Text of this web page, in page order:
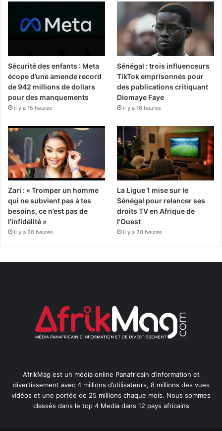
Sécurité des enfants : Meta
écope d’une amende record
de 942 millions de dollars
pour des manquements
il y a 15 heures
Sénégal : trois influenceurs
TikTok emprisonnés pour
des publications critiquant
Diomaye Faye
il y a 16 heures
Zari : « Tromper un homme
qui ne subvient pas à tes
besoins, ce n’est pas de
l’infidélité »
il y a 20 heures
La Ligue 1 mise sur le
Sénégal pour relancer ses
droits TV en Afrique de
l’Ouest
il y a 20 heures
AfrikMag est un média online Panafricain d’information et
divertissement avec 4 millions d’utilisateurs, 8 millions des vues
vidéos et une portée de 25 millions chaque mois. Nous sommes
classés dans le top 4 Media dans 12 pays africains